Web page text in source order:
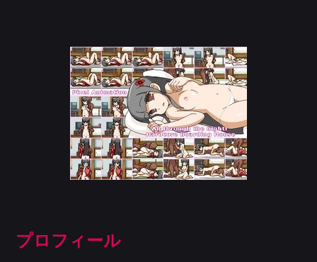
プロフィール